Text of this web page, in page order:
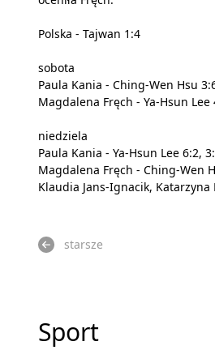
Polska - Tajwan 1:4
sobota
Paula Kania - Ching-Wen Hsu
Magdalena Fręch - Ya-Hsun Lee
niedziela
Paula Kania - Ya-Hsun Lee 6:2,
Magdalena Fręch - Ching-Wen
Klaudia Jans-Ignacik, Katarzyna
starsze
Sport